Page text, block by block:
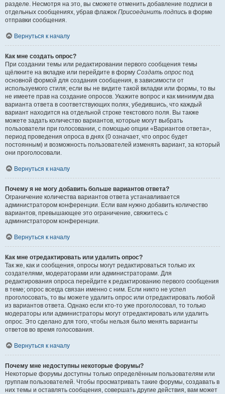
разделе. Несмотря на это, вы сможете отменить добавление подписи в
отдельных сообщениях, убрав флажок Присоединить подпись в форме
отправки сообщения.
Вернуться к началу
Как мне создать опрос?
При создании темы или редактировании первого сообщения темы
щёлкните на вкладке или перейдите в форму Создать опрос под
основной формой для создания сообщения, в зависимости от
используемого стиля; если вы не видите такой вкладки или формы, то вы
не имеете прав на создание опросов. Укажите вопрос и как минимум два
варианта ответа в соответствующих полях, убедившись, что каждый
вариант находится на отдельной строке текстового поля. Вы также
можете задать количество вариантов, которые могут выбрать
пользователи при голосовании, с помощью опции «Вариантов ответа»,
период проведения опроса в днях (0 означает, что опрос будет
постоянным) и возможность пользователей изменять вариант, за который
они проголосовали.
Вернуться к началу
Почему я не могу добавить больше вариантов ответа?
Ограничение количества вариантов ответа устанавливается
администратором конференции. Если вам нужно добавить количество
вариантов, превышающее это ограничение, свяжитесь с
администратором конференции.
Вернуться к началу
Как мне отредактировать или удалить опрос?
Так же, как и сообщения, опросы могут редактироваться только их
создателями, модераторами или администраторами. Для
редактирования опроса перейдите к редактированию первого сообщения
в теме; опрос всегда связан именно с ним. Если никто не успел
проголосовать, то вы можете удалить опрос или отредактировать любой
из вариантов ответа. Однако если кто-то уже проголосовал, то только
модераторы или администраторы могут отредактировать или удалить
опрос. Это сделано для того, чтобы нельзя было менять варианты
ответов во время голосования.
Вернуться к началу
Почему мне недоступны некоторые форумы?
Некоторые форумы доступны только определённым пользователям или
группам пользователей. Чтобы просматривать такие форумы, создавать в
них темы и оставлять сообщения, совершать другие действия, вам может